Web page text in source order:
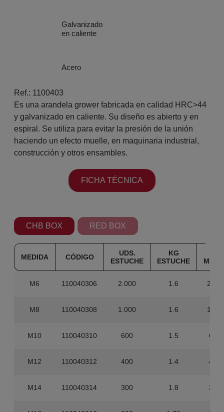
Galvanizado
en caliente
Acero
Ref.: 1100403
Es una arandela grower fabricada en calidad HRC>44
y galvanizado en caliente. Su diseño es abierto y en
espiral. Se utiliza para evitar la presión de la unión
haciendo un efecto muelle, en maquinaria industrial,
construcción y otros ensambles.
FICHA TÉCNICA
CHB BOX RED BOX
MEDIDA CÓDIGO
UDS.
ESTUCHE
KG
ESTUCHE
M6 110040306 2.000 1.6
M8 110040308 1.000 1.6
M10 110040310 600 1.5
M12 110040312 400 1.4
M14 110040314 300 1.8